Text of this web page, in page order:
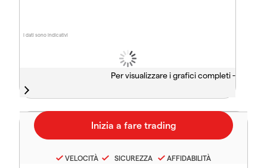
I dati sono indicativi
Per visualizzare i grafici completi -
VELOCITÀ SICUREZZA AFFIDABILITÀ